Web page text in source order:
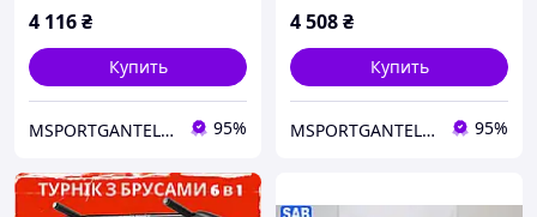
4 116₴
Купить
MSPORTGANTELI - інтернет магазин спортивних товарів 95%
4 508₴
Купить
MSPORTGANTELI - інтернет магазин спортивних товарів 95%